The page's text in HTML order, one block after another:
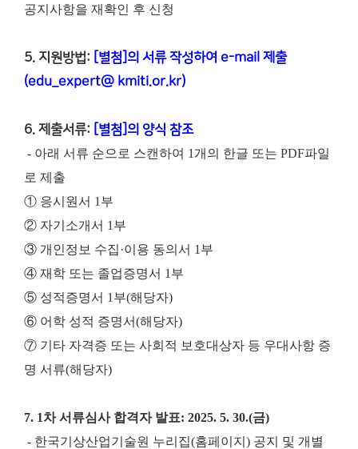
공지사항을 재확인 후 신청
5. 지원방법:
[별첨]의 서류 작성하여 e-mail 제출
(edu_expert@ kmiti.or.kr)
6. 제출서류: [별첨]의 양식 참조
- 아래 서류 순으로 스캔하여 1개의 한글 또는 PDF파일
로 제출
① 응시원서 1부
② 자기소개서 1부
③ 개인정보 수집·이용 동의서 1부
④ 재학 또는 졸업증명서 1부
⑤ 성적증명서 1부(해당자)
⑥ 어학 성적 증명서(해당자)
⑦ 기타 자격증 또는 사회적 보호대상자 등 우대사항 증
명 서류(해당자)
7. 1차 서류심사 합격자 발표: 2025. 5. 30.(금)
- 한국기상산업기술원 누리집(홈페이지) 공지 및 개별